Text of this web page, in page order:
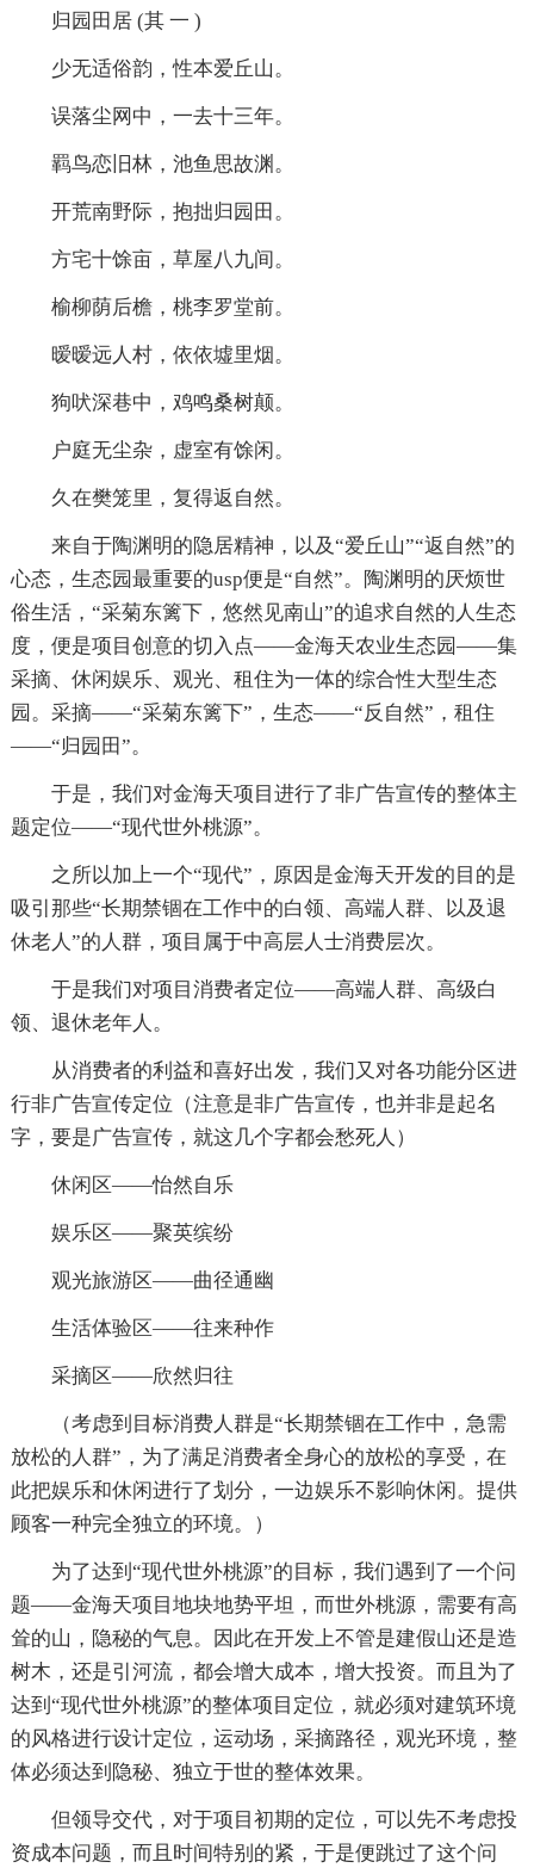
归园田居 (其 一 )
少无适俗韵，性本爱丘山。
误落尘网中，一去十三年。
羁鸟恋旧林，池鱼思故渊。
开荒南野际，抱拙归园田。
方宅十馀亩，草屋八九间。
榆柳荫后檐，桃李罗堂前。
暧暧远人村，依依墟里烟。
狗吠深巷中，鸡鸣桑树颠。
户庭无尘杂，虚室有馀闲。
久在樊笼里，复得返自然。
来自于陶渊明的隐居精神，以及“爱丘山”“返自然”的
心态，生态园最重要的usp便是“自然”。陶渊明的厌烦世
俗生活，“采菊东篱下，悠然见南山”的追求自然的人生态
度，便是项目创意的切入点——金海天农业生态园——集
采摘、休闲娱乐、观光、租住为一体的综合性大型生态
园。采摘——“采菊东篱下”，生态——“反自然”，租住
——“归园田”。
于是，我们对金海天项目进行了非广告宣传的整体主
题定位——“现代世外桃源”。
之所以加上一个“现代”，原因是金海天开发的目的是
吸引那些“长期禁锢在工作中的白领、高端人群、以及退
休老人”的人群，项目属于中高层人士消费层次。
于是我们对项目消费者定位——高端人群、高级白
领、退休老年人。
从消费者的利益和喜好出发，我们又对各功能分区进
行非广告宣传定位（注意是非广告宣传，也并非是起名
字，要是广告宣传，就这几个字都会愁死人）
休闲区——怡然自乐
娱乐区——聚英缤纷
观光旅游区——曲径通幽
生活体验区——往来种作
采摘区——欣然归往
（考虑到目标消费人群是“长期禁锢在工作中，急需
放松的人群”，为了满足消费者全身心的放松的享受，在
此把娱乐和休闲进行了划分，一边娱乐不影响休闲。提供
顾客一种完全独立的环境。）
为了达到“现代世外桃源”的目标，我们遇到了一个问
题——金海天项目地块地势平坦，而世外桃源，需要有高
耸的山，隐秘的气息。因此在开发上不管是建假山还是造
树木，还是引河流，都会增大成本，增大投资。而且为了
达到“现代世外桃源”的整体项目定位，就必须对建筑环境
的风格进行设计定位，运动场，采摘路径，观光环境，整
体必须达到隐秘、独立于世的整体效果。
但领导交代，对于项目初期的定位，可以先不考虑投
资成本问题，而且时间特别的紧，于是便跳过了这个问